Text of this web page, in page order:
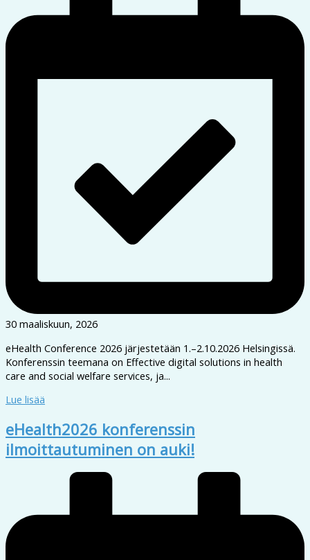
30 maaliskuun, 2026
eHealth Conference 2026 järjestetään 1.–2.10.2026 Helsingissä.
Konferenssin teemana on Effective digital solutions in health
care and social welfare services, ja...
Lue lisää
eHealth2026 konferenssin
ilmoittautuminen on auki!